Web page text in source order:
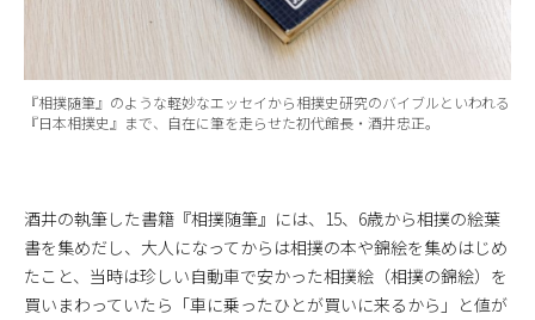
『相撲随筆』のような軽妙なエッセイから相撲史研究のバイブルといわれる
『日本相撲史』まで、自在に筆を走らせた初代館長・酒井忠正。
酒井の執筆した書籍『相撲随筆』には、15、6歳から相撲の絵葉
書を集めだし、大人になってからは相撲の本や錦絵を集めはじめ
たこと、当時は珍しい自動車で安かった相撲絵（相撲の錦絵）を
買いまわっていたら「車に乗ったひとが買いに来るから」と値が